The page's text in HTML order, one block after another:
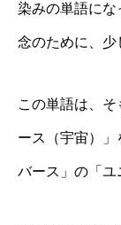
染みの単語にな
念のために、少
この単語は、
ース（宇宙）
バース」の「ユ